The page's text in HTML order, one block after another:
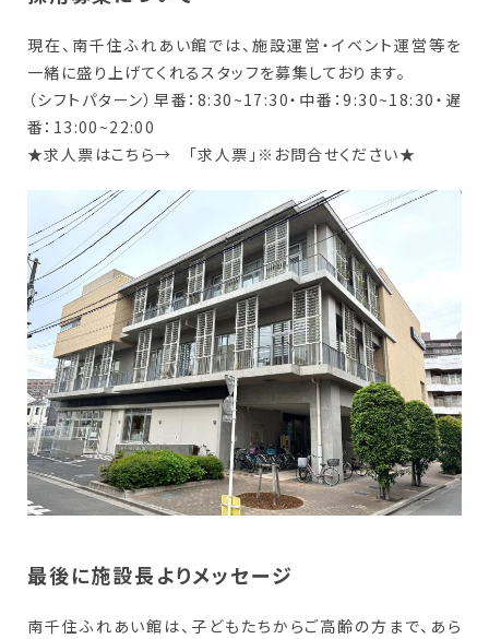
現在、南千住ふれあい館では、施設運営・イベント運営等を
一緒に盛り上げてくれるスタッフを募集しております。
（シフトパターン）早番：8:30~17:30・中番：9:30~18:30・遅
番：13:00~22:00
★求人票はこちら→ 「求人票 」※お問合せください★
最後に施設長よりメッセージ
南千住ふれあい館は、子どもたちからご高齢の方まで、あら